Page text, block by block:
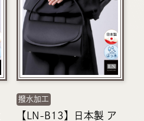
撥水加工
【LN-B13】日本製 ア